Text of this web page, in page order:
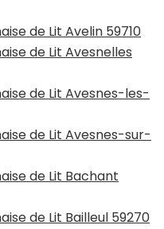
de Lit Avelin 59710
de Lit Avesnelles
de Lit Avesnes-les-
de Lit Avesnes-sur-
de Lit Bachant
de Lit Bailleul 59270